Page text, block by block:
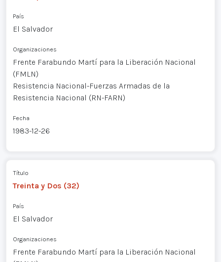
País
El Salvador
Organizaciones
Frente Farabundo Martí para la Liberación Nacional
(FMLN)
Resistencia Nacional-Fuerzas Armadas de la
Resistencia Nacional (RN-FARN)
Fecha
1983-12-26
Título
Treinta y Dos (32)
País
El Salvador
Organizaciones
Frente Farabundo Martí para la Liberación Nacional